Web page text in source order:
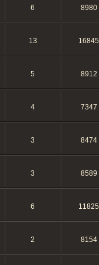
6 8980
13 16845
5 8912
4 7347
3 8474
3 8589
6 11825
2 8154